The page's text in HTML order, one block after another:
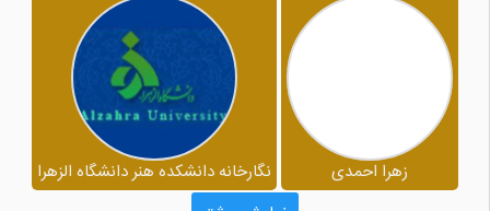
زهرا احمدی
نگارخانه دانشکده هنر دانشگاه الزهرا